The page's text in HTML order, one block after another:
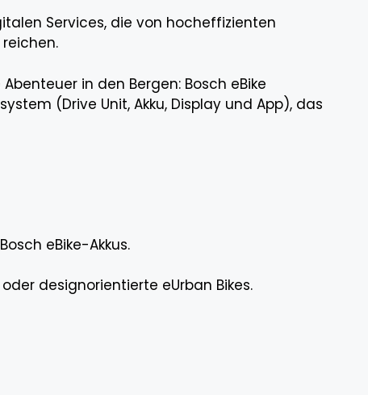
Services, die von hocheffizienten
in den Bergen: Bosch eBike
(Drive Unit, Akku, Display und App), das
eBike-Akkus.
designorientierte eUrban Bikes.